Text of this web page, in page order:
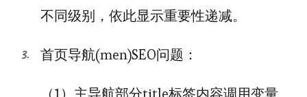
不同级别，依此显示重要性递减。
首页导航(men)SEO问题：